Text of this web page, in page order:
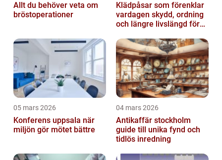
Allt du behöver veta om
bröstoperationer
Klädpåsar som förenklar
vardagen skydd, ordning
och längre livslängd för
05 mars 2026
Konferens uppsala när
miljön gör mötet bättre
04 mars 2026
Antikaffär stockholm
guide till unika fynd och
tidlös inredning